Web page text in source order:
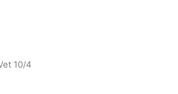
10/4